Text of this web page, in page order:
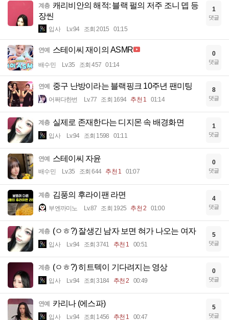
계층 캐리비안의 해적: 블랙 펄의 저주 조니 뎁 등
장씬
입사 Lv.94 조회 2015 01:15
1
댓글
연예 스테이씨 재이의 ASMR
배수민 Lv.35 조회 457 01:14
0
댓글
연예 중구 난방이라는 블랙핑크 10주년 팬미팅
어쩌다한번 Lv.77 조회 1694 추천 1 01:14
8
댓글
계층 실제로 존재한다는 디지몬 속 배경화면
입사 Lv.94 조회 1598 01:11
1
댓글
연예 스테이씨 자윤
배수민 Lv.35 조회 644 추천 1 01:07
0
댓글
계층 김풍의 후라이팬 라면
부엔까미노 Lv.87 조회 1925 추천 2 01:00
4
댓글
계층 (ㅇㅎ?) 잘생긴 남자 보면 혀가 나오는 여자
입사 Lv.94 조회 3741 추천 1 00:51
5
댓글
계층 (ㅇㅎ?) 히트텍이 기다려지는 영상
입사 Lv.94 조회 3184 추천 2 00:49
0
댓글
연예 카리나 (에스파)
입사 Lv.94 조회 1456 추천 1 00:47
5
댓글